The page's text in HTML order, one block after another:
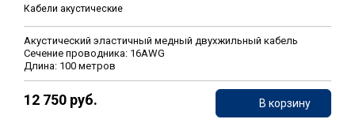
Кабели акустические
Акустический эластичный медный двухжильный кабель
Сечение проводника: 16AWG
Длина: 100 метров
12 750 руб. В корзину